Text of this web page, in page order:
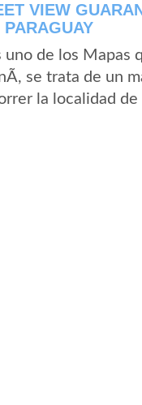
VIEW
de los Mapas
se trata de un
la localidad